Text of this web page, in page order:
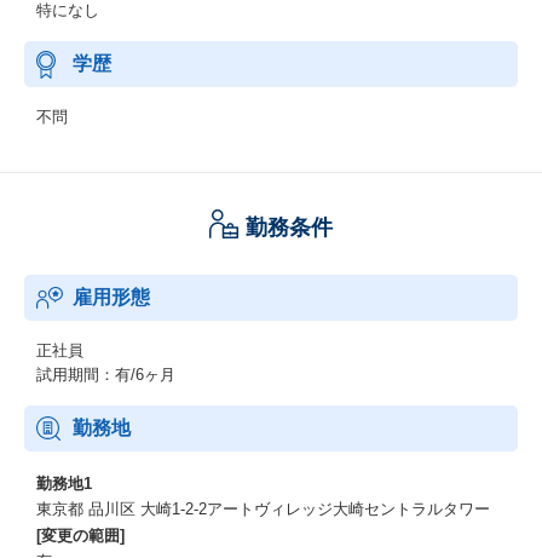
特になし
学歴
不問
勤務条件
雇用形態
正社員
試用期間：有/6ヶ月
勤務地
勤務地1
東京都 品川区 大崎1-2-2アートヴィレッジ大崎セントラルタワー
[変更の範囲]